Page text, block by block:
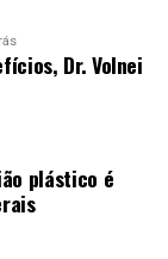
inteligência de
brasileiro,
e operações
essa
que o
ou a agulha
houve
da agulha,
ser
sacudir e
Dr. Volnei
plástico é